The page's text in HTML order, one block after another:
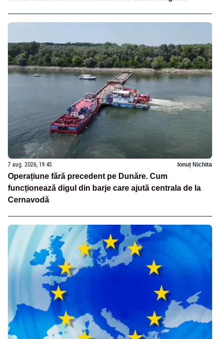
7 aug. 2026, 19:45 Ionuț Nichita
Operațiune fără precedent pe Dunăre. Cum
funcționează digul din barje care ajută centrala de la
Cernavodă